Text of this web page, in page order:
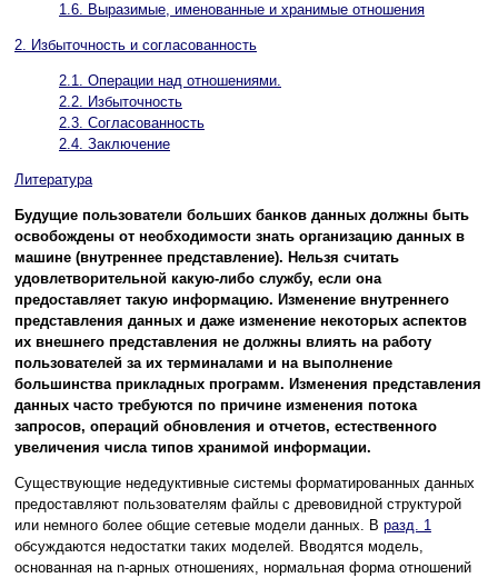
1.6. Выразимые, именованные и хранимые отношения
2. Избыточность и согласованность
2.1. Операции над отношениями.
2.2. Избыточность
2.3. Согласованность
2.4. Заключение
Литература
Будущие пользователи больших банков данных должны быть
освобождены от необходимости знать организацию данных в
машине (внутреннее представление). Нельзя считать
удовлетворительной какую-либо службу, если она
предоставляет такую информацию. Изменение внутреннего
представления данных и даже изменение некоторых аспектов
их внешнего представления не должны влиять на работу
пользователей за их терминалами и на выполнение
большинства прикладных программ. Изменения представления
данных часто требуются по причине изменения потока
запросов, операций обновления и отчетов, естественного
увеличения числа типов хранимой информации.
Существующие недедуктивные системы форматированных данных
предоставляют пользователям файлы с древовидной структурой
или немного более общие сетевые модели данных. В разд. 1
обсуждаются недостатки таких моделей. Вводятся модель,
основанная на n-арных отношениях, нормальная форма отношений